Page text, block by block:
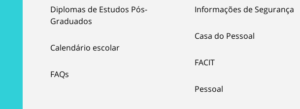
Diplomas de Estudos Pós-
Graduados
Calendário escolar
FAQs
Informações de Segurança
Casa do Pessoal
FACIT
Pessoal